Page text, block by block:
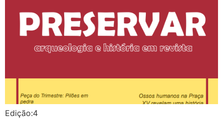
Edição:4